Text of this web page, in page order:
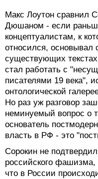
Макс Лоутон сравнил
Дюшаном - если
концептуалистам, к
относился, основывал
существующих
стал работать с
писателями 19 века",
онтологической
Но раз уж разговор
неминуемый вопрос о
основатель
власть в РФ - это
Сорокин не
российского фашизма,
что в России